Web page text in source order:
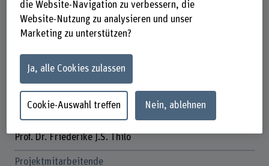
Forschungseinheit(en)
Innovationsfeld Digitale Gesundheit
Andere
01.04.2022 - 31.05.2023
Prof. Dr. Friederike J.S. Thilo
Projektmitarbeitende
die Website-Navigation zu verbessern, die
Website-Nutzung zu analysieren und unser
Marketing zu unterstützen?
Ja, alle Cookies zulassen
Cookie-Auswahl treffen Nein, ablehnen